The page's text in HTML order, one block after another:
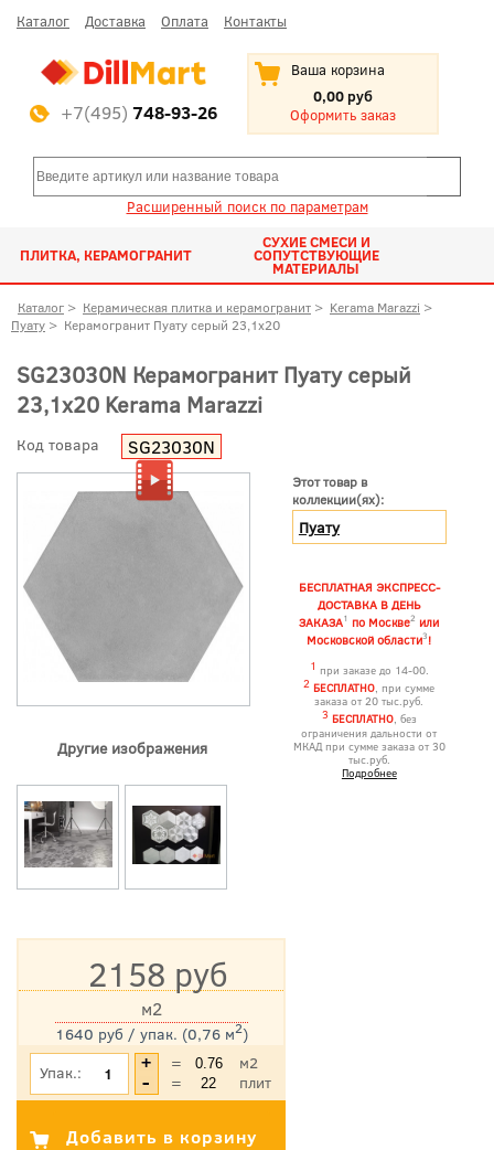
Каталог Доставка Оплата Контакты
+7(495) 748-93-26
Ваша корзина
0,00 руб
Оформить заказ
Расширенный поиск по параметрам
ПЛИТКА, КЕРАМОГРАНИТ
СУХИЕ СМЕСИ И
СОПУТСТВУЮЩИЕ
МАТЕРИАЛЫ
Каталог > Керамическая плитка и керамогранит > Kerama Marazzi >
Пуату > Керамогранит Пуату серый 23,1x20
SG23030N Керамогранит Пуату серый
23,1x20 Kerama Marazzi
Код товара SG23030N
Другие изображения
Этот товар в
коллекции(ях):
Пуату
БЕСПЛАТНАЯ ЭКСПРЕСС-
ДОСТАВКА В ДЕНЬ
ЗАКАЗА1 по Москве2 или
Московской области3!
1 при заказе до 14-00.
2 БЕСПЛАТНО, при сумме
заказа от 20 тыс.руб.
3 БЕСПЛАТНО, без
ограничения дальности от
МКАД при сумме заказа от 30
тыс.руб.
Подробнее
2158 руб
1640 руб / упак. (0,76 м2)
м2
*Цена указана с учетом НДС
Упак.: =
м2
=
плит